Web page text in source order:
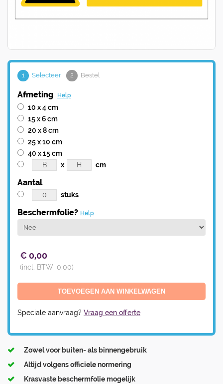
1 Selecteer 2 Bestel
Afmeting Help
10 x 4 cm
15 x 6 cm
20 x 8 cm
25 x 10 cm
40 x 15 cm
x
cm
Aantal
stuks
Beschermfolie? Help
€ 0,00
(incl. BTW: 0,00)
Speciale aanvraag? Vraag een offerte
Zowel voor buiten- als binnengebruik
Altijd volgens officiele normering
Krasvaste beschermfolie mogelijk